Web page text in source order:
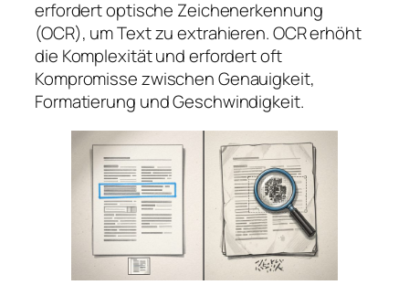
erfordert optische Zeichenerkennung
(OCR), um Text zu extrahieren. OCR erhöht
die Komplexität und erfordert oft
Kompromisse zwischen Genauigkeit,
Formatierung und Geschwindigkeit.